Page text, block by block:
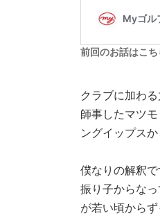
前回のお話はこち
クラブに加わ
師事したマツ
ングイップス
僕なりの解釈
振り子からな
が若い頃から